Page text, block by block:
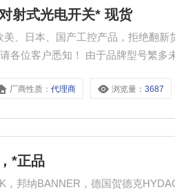
射式光电开关* 现货
、日本、国产工控产品，拒绝翻新
各位客户悉知！ 由于品牌型号繁多
厂商性质：代理商 浏览量：3687
*正品
邦纳BANNER，德国贺德克